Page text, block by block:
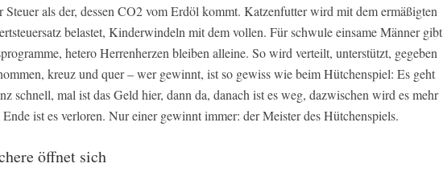
Steuer als der, dessen CO2 vom Erdöl kommt. Katzenfutter wird mit dem ermäßigten
belastet, Kinderwindeln mit dem vollen. Für schwule einsame Männer gibt
hetero Herrenherzen bleiben alleine. So wird verteilt, unterstützt, gegeben
kreuz und quer – wer gewinnt, ist so gewiss wie beim Hütchenspiel: Es geht
schnell, mal ist das Geld hier, dann da, danach ist es weg, dazwischen wird es mehr
ist es verloren. Nur einer gewinnt immer: der Meister des Hütchenspiels.
öffnet sich